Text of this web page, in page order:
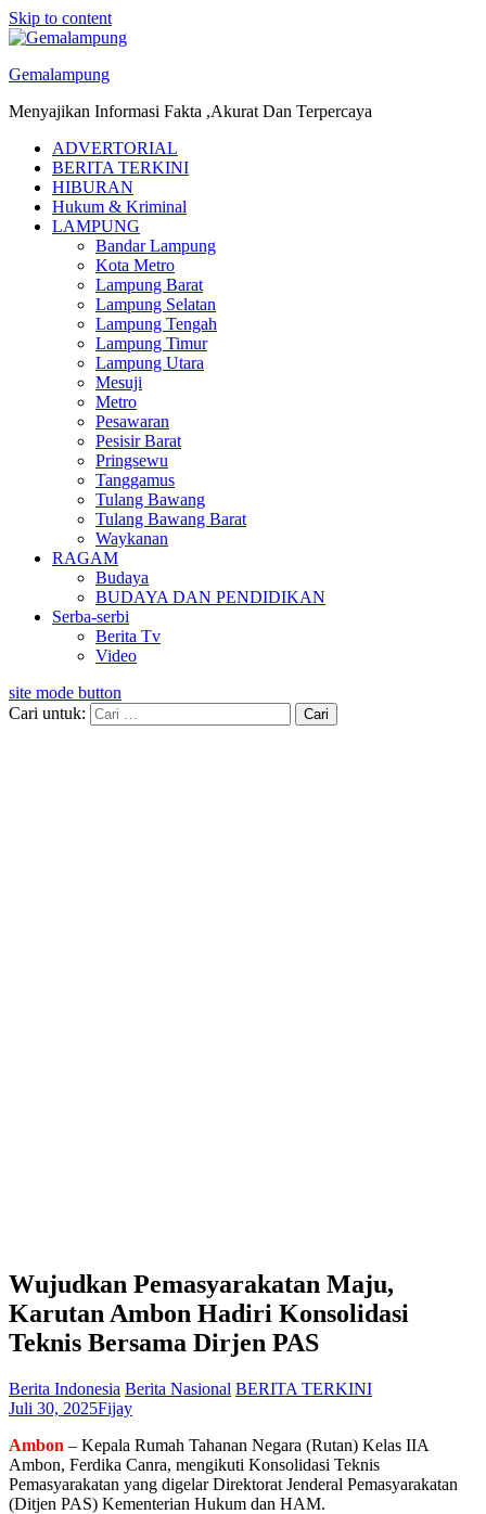
Skip to content
Gemalampung
Menyajikan Informasi Fakta ,Akurat Dan Terpercaya
ADVERTORIAL
BERITA TERKINI
HIBURAN
Hukum & Kriminal
LAMPUNG
Bandar Lampung
Kota Metro
Lampung Barat
Lampung Selatan
Lampung Tengah
Lampung Timur
Lampung Utara
Mesuji
Metro
Pesawaran
Pesisir Barat
Pringsewu
Tanggamus
Tulang Bawang
Tulang Bawang Barat
Waykanan
RAGAM
Budaya
BUDAYA DAN PENDIDIKAN
Serba-serbi
Berita Tv
Video
site mode button
Cari untuk:
Wujudkan Pemasyarakatan Maju,
Karutan Ambon Hadiri Konsolidasi
Teknis Bersama Dirjen PAS
Berita Indonesia Berita Nasional BERITA TERKINI
Juli 30, 2025Fijay
Ambon – Kepala Rumah Tahanan Negara (Rutan) Kelas IIA
Ambon, Ferdika Canra, mengikuti Konsolidasi Teknis
Pemasyarakatan yang digelar Direktorat Jenderal Pemasyarakatan
(Ditjen PAS) Kementerian Hukum dan HAM.